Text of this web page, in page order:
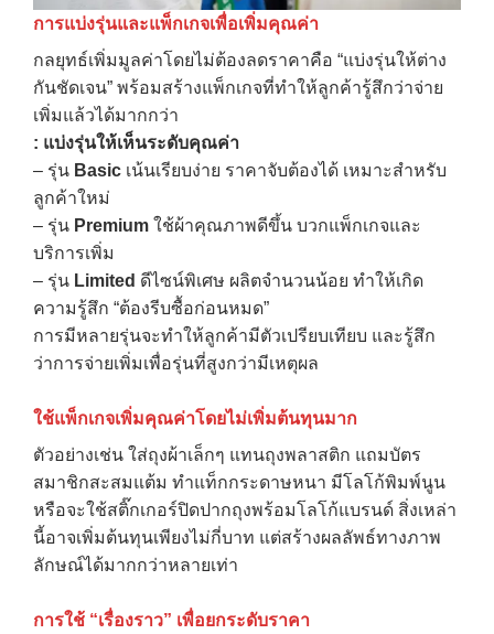
การแบ่งรุ่นและแพ็กเกจเพื่อเพิ่มคุณค่า
กลยุทธ์เพิ่มมูลค่าโดยไม่ต้องลดราคาคือ “แบ่งรุ่นให้ต่าง
กันชัดเจน” พร้อมสร้างแพ็กเกจที่ทำให้ลูกค้ารู้สึกว่าจ่าย
เพิ่มแล้วได้มากกว่า
: แบ่งรุ่นให้เห็นระดับคุณค่า
– รุ่น Basic เน้นเรียบง่าย ราคาจับต้องได้ เหมาะสำหรับ
ลูกค้าใหม่
– รุ่น Premium ใช้ผ้าคุณภาพดีขึ้น บวกแพ็กเกจและ
บริการเพิ่ม
– รุ่น Limited ดีไซน์พิเศษ ผลิตจำนวนน้อย ทำให้เกิด
ความรู้สึก “ต้องรีบซื้อก่อนหมด”
การมีหลายรุ่นจะทำให้ลูกค้ามีตัวเปรียบเทียบ และรู้สึก
ว่าการจ่ายเพิ่มเพื่อรุ่นที่สูงกว่ามีเหตุผล
ใช้แพ็กเกจเพิ่มคุณค่าโดยไม่เพิ่มต้นทุนมาก
ตัวอย่างเช่น ใส่ถุงผ้าเล็กๆ แทนถุงพลาสติก แถมบัตร
สมาชิกสะสมแต้ม ทำแท็กกระดาษหนา มีโลโก้พิมพ์นูน
หรือจะใช้สติ๊กเกอร์ปิดปากถุงพร้อมโลโก้แบรนด์ สิ่งเหล่า
นี้อาจเพิ่มต้นทุนเพียงไม่กี่บาท แต่สร้างผลลัพธ์ทางภาพ
ลักษณ์ได้มากกว่าหลายเท่า
การใช้ “เรื่องราว” เพื่อยกระดับราคา